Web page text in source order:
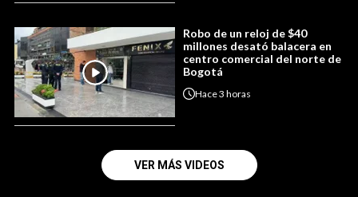
Robo de un reloj de $40
millones desató balacera en
centro comercial del norte de
Bogotá
Hace3 horas
VER MÁS VIDEOS